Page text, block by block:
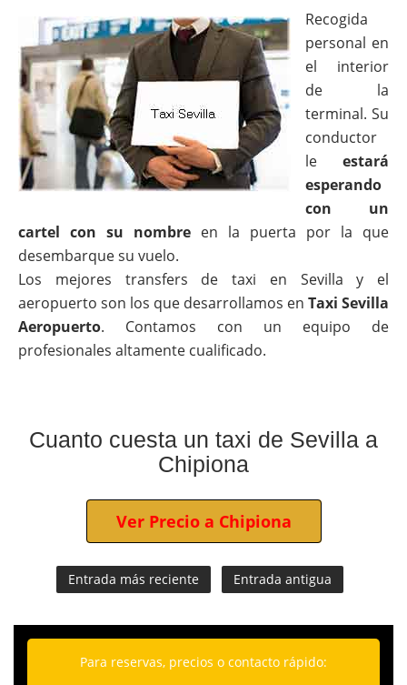
Recogida
personal en
el interior
de la
terminal. Su
conductor
le estará
esperando
con un
cartel con su nombre en la puerta por la que
desembarque su vuelo.
Los mejores transfers de taxi en Sevilla y el
aeropuerto son los que desarrollamos en Taxi Sevilla
Aeropuerto. Contamos con un equipo de
profesionales altamente cualificado.
Cuanto cuesta un taxi de Sevilla a
Chipiona
Ver Precio a Chipiona
Entrada más reciente Entrada antigua
Para reservas, precios o contacto rápido: